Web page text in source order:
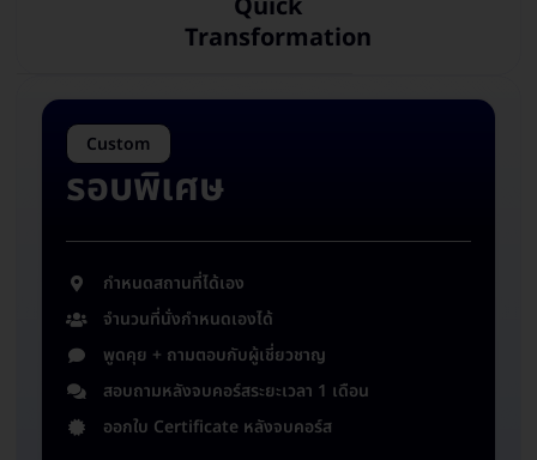
Transformation
Custom
รอบพิเศษ
กำหนดสถานที่ได้เอง
จำนวนที่นั่งกำหนดเองได้
พูดคุย + ถามตอบกับผู้เชี่ยวชาญ
สอบถามหลังจบคอร์สระยะเวลา 1 เดือน
ออกใบ Certificate หลังจบคอร์ส